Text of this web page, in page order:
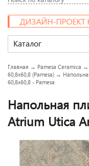
ДИЗАЙН-ПРОЕКТ
Каталог
Главная → Pamesa Ceramica →
60,8x60,8 (Pamesa) →
60,8x60,8 - Pamesa
Напольная
Atrium Utica